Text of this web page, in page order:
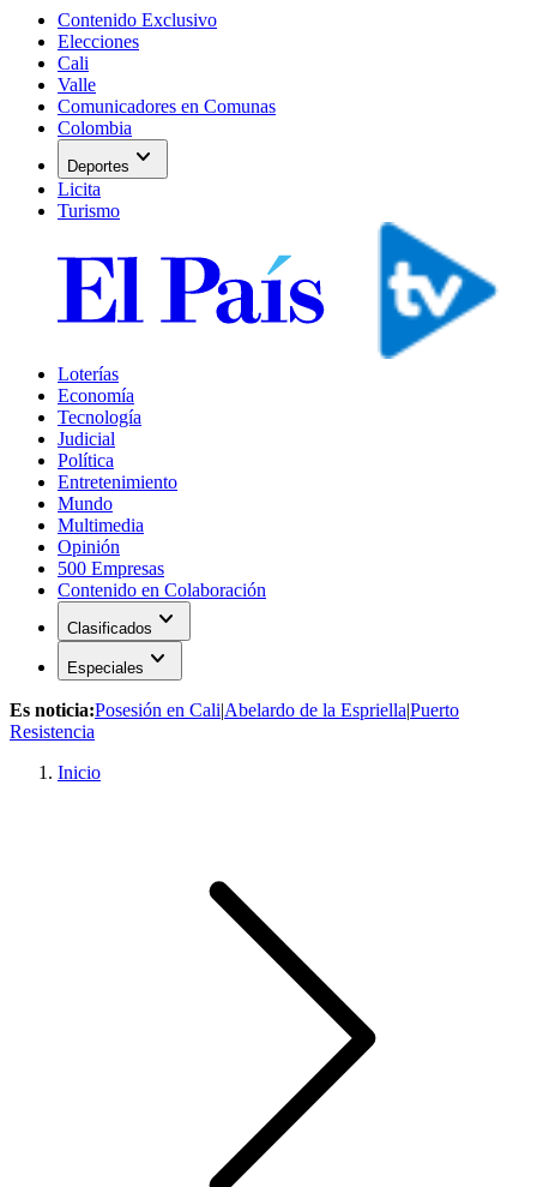
Contenido Exclusivo
Elecciones
Cali
Valle
Comunicadores en Comunas
Colombia
Deportes expand_more
Licita
Turismo
Loterías
Economía
Tecnología
Judicial
Política
Entretenimiento
Mundo
Multimedia
Opinión
500 Empresas
Contenido en Colaboración
Clasificados expand_more
Especiales expand_more
Es noticia:Posesión en Cali|Abelardo de la Espriella|Puerto
Resistencia
Inicio